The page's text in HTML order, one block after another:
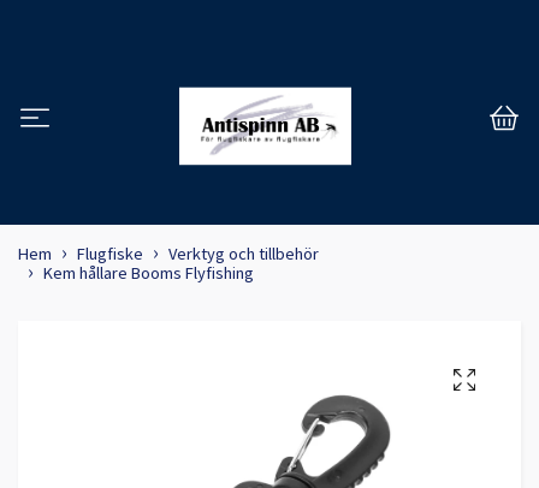
Hem Flugfiske
Verktyg och tillbehör
Kem hållare Booms Flyfishing